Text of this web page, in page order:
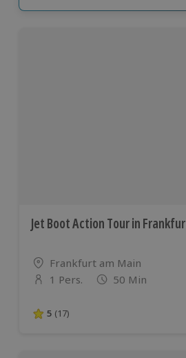
Jet Boot Action Tour in
Standort
Frankfurt am Main
Anzahl der Teilnehmer
1 Pers. 50 Min
5 von 5 Sternen basierend auf
5 (17)